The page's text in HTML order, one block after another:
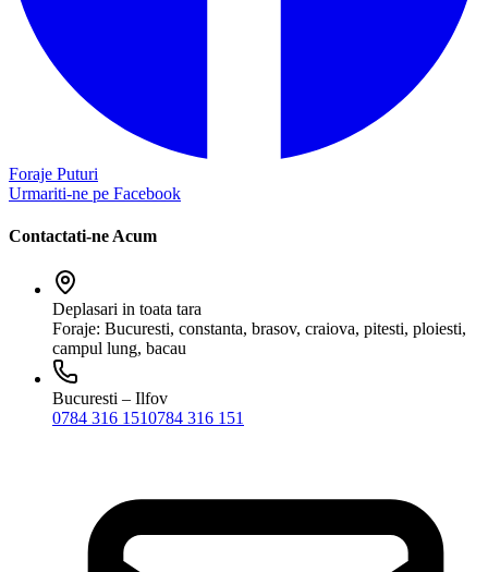
Foraje Puturi
Urmariti-ne pe Facebook
Contactati-ne Acum
Deplasari in toata tara
Foraje: Bucuresti, constanta, brasov, craiova, pitesti, ploiesti,
campul lung, bacau
Bucuresti – Ilfov
0784 316 1510784 316 151